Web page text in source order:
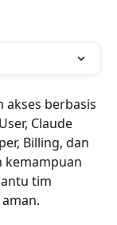
akses berbasis
Claude
Billing, dan
kemampuan
tim